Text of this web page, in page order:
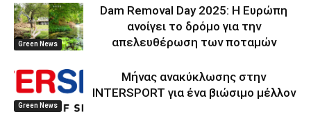
Green News
Dam Removal Day 2025: Η Ευρώπη
ανοίγει το δρόμο για την
απελευθέρωση των ποταμών
Green News
Μήνας ανακύκλωσης στην
INTERSPORT για ένα βιώσιμο μέλλον